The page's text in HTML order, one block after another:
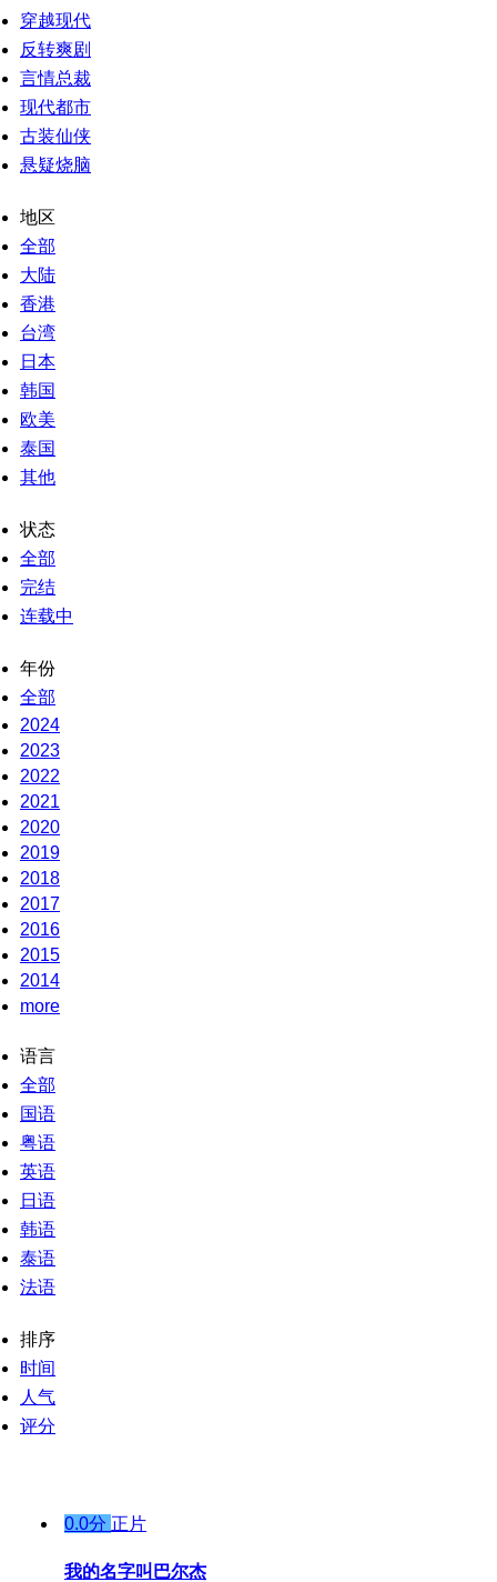
穿越现代
反转爽剧
言情总裁
现代都市
古装仙侠
悬疑烧脑
地区
全部
大陆
香港
台湾
日本
韩国
欧美
泰国
其他
状态
全部
完结
连载中
年份
全部
2024
2023
2022
2021
2020
2019
2018
2017
2016
2015
2014
more
语言
全部
国语
粤语
英语
日语
韩语
泰语
法语
排序
时间
人气
评分
0.0分 正片
我的名字叫巴尔杰